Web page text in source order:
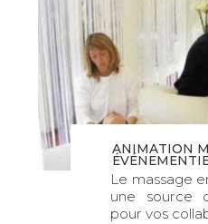
ANIMATION
Le massage
une source
pour vos